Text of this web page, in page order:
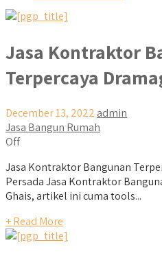
Jasa Kontraktor
Terpercaya
December 13, 2022 admin
Jasa Bangun Rumah
Off
Jasa Kontraktor Bangunan
Persada Jasa Kontraktor
Ghais, artikel ini cuma tools...
+ Read More